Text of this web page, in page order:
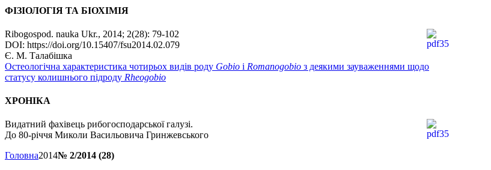
ФІЗІОЛОГІЯ ТА БІОХІМІЯ
Ribogospod. nauka Ukr., 2014; 2(28): 79-102
DOI: https://doi.org/10.15407/fsu2014.02.079
Є. М. Талабішка
Остеологічна характеристика чотирьох видів роду Gobio і Romanogobio з деякими зауваженнями щодо
статусу колишнього підроду Rheogobio
ХРОНІКА
Видатний фахівець рибогосподарської галузі.
До 80-річчя Миколи Васильовича Гринжевського
Головна2014№ 2/2014 (28)